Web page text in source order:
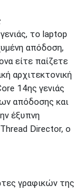
4
8
28 &
συνεχώς
το laptop
απόδοση,
είτε παίζετε
αρχιτεκτονική
14ης γενιάς
απόδοσης και
έξυπνη
Director, ο
γραφικών της